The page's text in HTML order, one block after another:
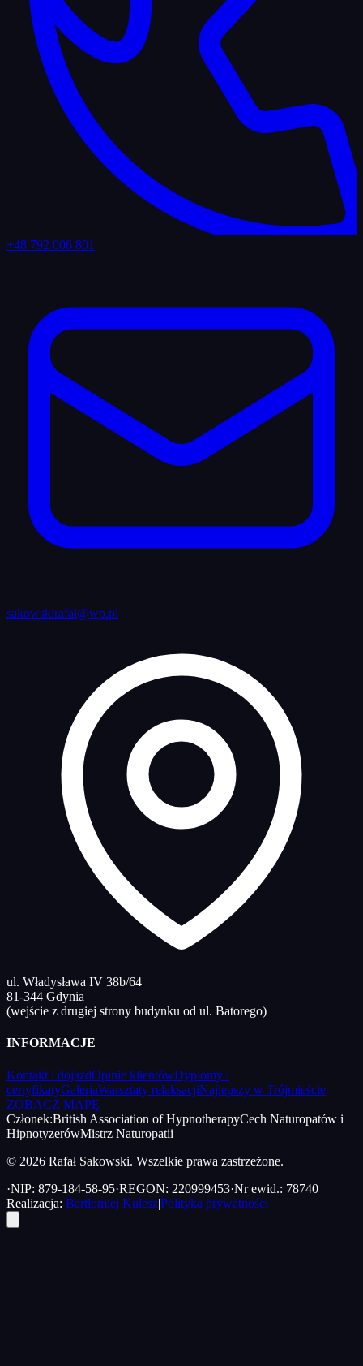
+48 792 006 801
sakowskirafal@wp.pl
ul. Władysława IV 38b/64
81-344 Gdynia
(wejście z drugiej strony budynku od ul. Batorego)
INFORMACJE
Kontakt i dojazdOpinie klientówDyplomy i
certyfikatyGaleriaWarsztaty relaksacjiNajlepszy w Trójmieście
ZOBACZ MAPĘ
Członek:British Association of HypnotherapyCech Naturopatów i
HipnotyzerówMistrz Naturopatii
© 2026 Rafał Sakowski. Wszelkie prawa zastrzeżone.
·NIP: 879-184-58-95·REGON: 220999453·Nr ewid.: 78740
Realizacja: Bartłomiej Kulesz|Polityka prywatności